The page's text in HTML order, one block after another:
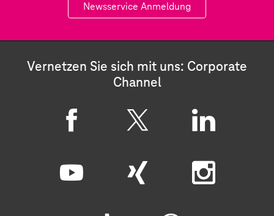
Newsservice Anmeldung
Vernetzen Sie sich mit uns: Corporate
Channel
a
c
i
n